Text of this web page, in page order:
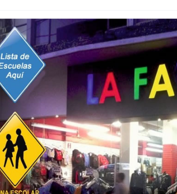
nuevo presidente de la Directiva de la
Sánchez.
por Vizcarra Calderón (PEBC) como
de vicepresidenta; Laurencio Dado
(PAN) como prosecretario, y Arcelia
Directiva estuvo presidida por la
fungió como presidenta desde el primero
del segundo período ordinario de
2011.